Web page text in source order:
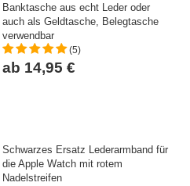
Banktasche aus echt Leder oder
auch als Geldtasche, Belegtasche
verwendbar
(5)
ab 14,95 €
Schwarzes Ersatz Lederarmband für
die Apple Watch mit rotem
Nadelstreifen